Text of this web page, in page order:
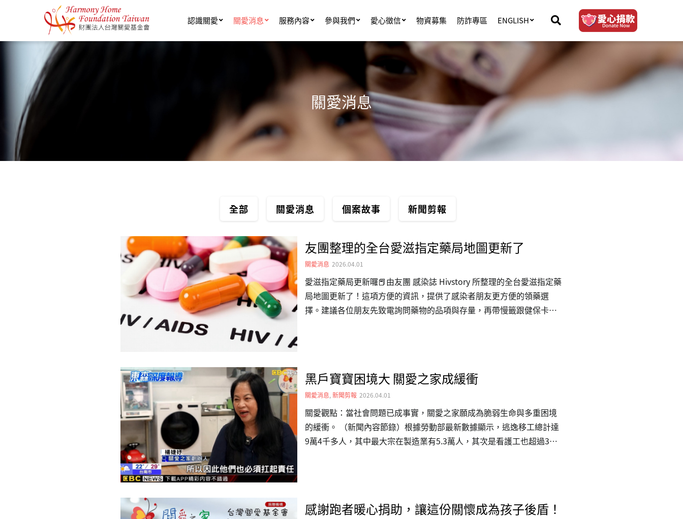
認識關愛 關愛消息 服務內容 參與我們 愛心徵信 物資募集 防詐專區 ENGLISH
關愛消息
全部 關愛消息 個案故事 新聞剪報
友團整理的全台愛滋指定藥局地圖更新了
關愛消息 2026.04.01
愛滋指定藥局更新囉📕由友團 感染誌 Hivstory 所整理的全台愛滋指定藥
局地圖更新了！這項方便的資訊，提供了感染者朋友更方便的領藥選
擇。建議各位朋友先致電詢問藥物的品項與存量，再帶慢籤跟健保卡去
黑戶寶寶困境大 關愛之家成緩衝
關愛消息, 新聞剪報 2026.04.01
關愛觀點：當社會問題已成事實，關愛之家願成為脆弱生命與多重困境
的緩衝。 （新聞內容節錄）根據勞動部最新數據顯示，逃逸移工總計達
9萬4千多人，其中最大宗在製造業有5.3萬人，其次是看護工也超過3萬
家，過去收容愛滋病的孩子，幾年前創辦人楊婕妤發現，黑戶寶寶人數
感謝跑者暖心捐助，讓這份關懷成為孩子後盾！